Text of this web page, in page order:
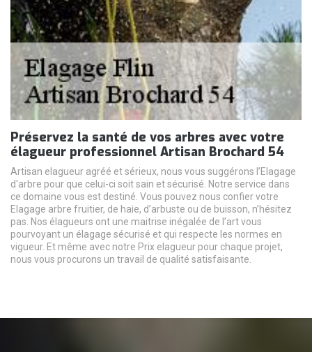
Préservez la santé de vos arbres avec votre
élagueur professionnel Artisan Brochard 54
Artisan elagueur agréé et sérieux, nous vous suggérons l’Elagage
d'arbre pour que celui-ci soit sain et sécurisé. Notre service dans
ce domaine vous est destiné. Vous pouvez nous confier votre
Elagage arbre fruitier, de haie, d’arbuste ou de buisson, n’hésitez
pas. Nos élagueurs ont une maitrise inégalée de l’art vous
pourvoyant un élagage sécurisé et qui respecte les normes en
vigueur. Et même avec notre Prix elagueur pour chaque projet,
nous vous procurons un travail de qualité satisfaisante.